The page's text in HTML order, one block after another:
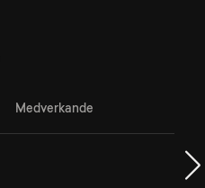
Medverkande